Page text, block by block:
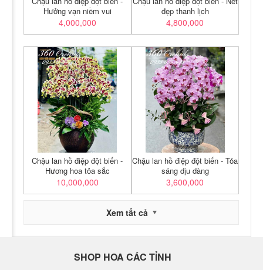
Hưởng vạn niềm vui
4,000,000
đẹp thanh lịch
4,800,000
Chậu lan hồ điệp đột biến -
Hương hoa tỏa sắc
10,000,000
Chậu lan hồ điệp đột biến - Tỏa
sáng dịu dàng
3,600,000
Xem tất cả
SHOP HOA CÁC TỈNH